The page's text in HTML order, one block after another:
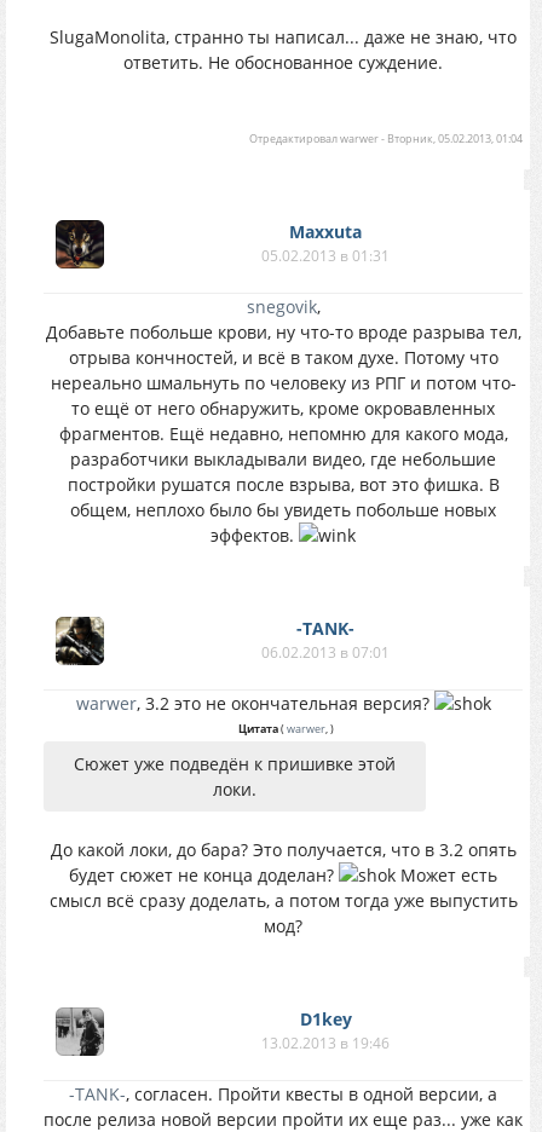
SlugaMonolita, странно ты написал... даже не знаю, что
ответить. Не обоснованное суждение.
Отредактировалwarwer- Вторник, 05.02.2013, 01:04
Maxxuta
05.02.2013 в 01:31
snegovik,
Добавьте побольше крови, ну что-то вроде разрыва тел,
отрыва кончностей, и всё в таком духе. Потому что
нереально шмальнуть по человеку из РПГ и потом что-
то ещё от него обнаружить, кроме окровавленных
фрагментов. Ещё недавно, непомню для какого мода,
разработчики выкладывали видео, где небольшие
постройки рушатся после взрыва, вот это фишка. В
общем, неплохо было бы увидеть побольше новых
эффектов.
-TANK-
06.02.2013 в 07:01
warwer, 3.2 это не окончательная версия?
Цитата(warwer,)
Сюжет уже подведён к пришивке этой
локи.
До какой локи, до бара? Это получается, что в 3.2 опять
будет сюжет не конца доделан?
Может есть
смысл всё сразу доделать, а потом тогда уже выпустить
мод?
D1key
13.02.2013 в 19:46
-TANK-, согласен. Пройти квесты в одной версии, а
после релиза новой версии пройти их еще раз... уже как